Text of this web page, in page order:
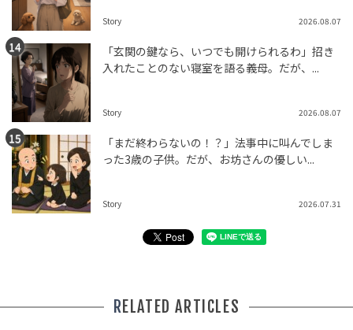
Story 2026.08.07
「玄関の鍵なら、いつでも開けられるわ」招き
入れたことのない寝室を語る義母。だが、...
Story 2026.08.07
「まだ終わらないの！？」法事中に叫んでしま
った3歳の子供。だが、お坊さんの優しい...
Story 2026.07.31
RELATED ARTICLES